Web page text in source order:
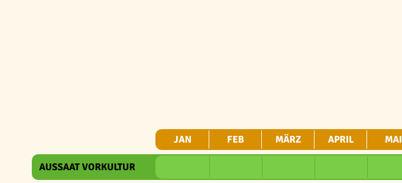
JAN FEB MÄRZ APRIL MAI
AUSSAAT VORKULTUR